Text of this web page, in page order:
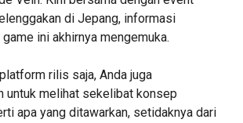
di Jepang, informasi
ini akhirnya mengemuka.
rilis saja, Anda juga
untuk melihat sekelibat konsep
apa yang ditawarkan, setidaknya dari